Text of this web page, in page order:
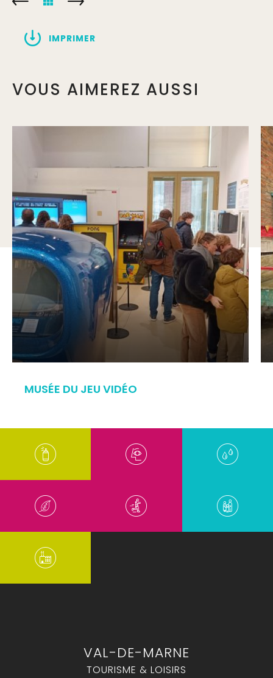
IMPRIMER
VOUS AIMEREZ AUSSI
MUSÉE DU JEU VIDÉO
VAL-DE-MARNE
TOURISME & LOISIRS